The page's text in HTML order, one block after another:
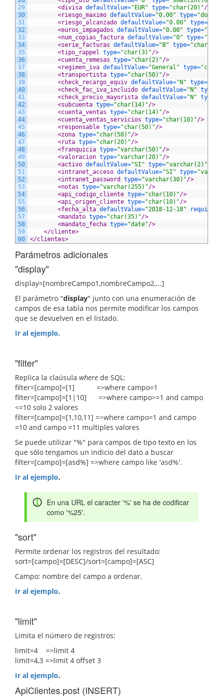
29
30
31
32
33
34
35
36
37
38
39
40
41
42
43
44
45
46
47
48
49
50
51
52
53
54
55
56
57
58
59
60
<divisa defaultValue="EUR" type="char(20)"/>
<riesgo_maximo defaultValue="0.00" type=
<riesgo_alcanzado defaultValue="0.00" type=
<euros_impagados defaultValue="0.00" type=
<num_copias_factura defaultValue="0" type=
<serie_facturas defaultValue="B" type=
<tipo_rappel type="char(3)"/>
<cuenta_remesas type="char(2)"/>
<regimen_iva defaultValue="General" type=
<transportista type="char(50)"/>
<check_recargo_equiv defaultValue="N" type=
<check_fac_iva_incluido defaultValue="N" type
<check_precio_mayorista defaultValue="N" type
<subcuenta type="char(14)"/>
<cuenta_ventas type="char(14)"/>
<cuenta_ventas_servicios type="char(10)"/>
<responsable type="char(50)"/>
<zona type="char(50)"/>
<ruta type="char(20)"/>
<franquicia type="varchar(50)"/>
<valoracion type="varchar(20)"/>
<activo defaultValue="SI" type="varchar(2)"
<intranet_acceso defaultValue="SI" type=
<intranet_password type="varchar(30)"/>
<notas type="varchar(255)"/>
<api_codigo_cliente type="char(10)"/>
<api_origen_cliente type="char(10)"/>
<fecha_alta defaultValue="2018-12-18" required
<mandato type="char(35)"/>
<mandato_fecha type="date"/>
</cliente>
</clientes>
Parámetros adicionales
"display"
display=[nombreCampo1,nombreCampo2,...]
El parámetro "display" junto con una enumeración de
campos de esa tabla nos permite modificar los campos
que se devuelven en el listado.
Ir al ejemplo.
"filter"
Replica la claúsula where de SQL:
filter=[campo]=[1] =>where campo=1
filter=[campo]=[1|10] =>where campo>=1 and campo
<=10 solo 2 valores
filter=[campo]=[1,10,11] =>where campo=1 and campo
=10 and campo =11 multiples valores
Se puede utilizar "%" para campos de tipo texto en los
que sólo tengamos un indicio del dato a buscar
filter=[campo]=[asd%] =>where campo like 'asd%'.
Ir al ejemplo.
En una URL el caracter '%' se ha de codificar
como '%25'.
"sort"
Permite ordenar los registros del resultado:
sort=[campo]=[DESC]/sort=[campo]=[ASC]
Campo: nombre del campo a ordenar.
Ir al ejemplo.
"limit"
Limita el número de registros:
limit=4 =>limit 4
limit=4,3 =>limit 4 offset 3
Ir al ejemplo.
ApiClientes.post (INSERT)